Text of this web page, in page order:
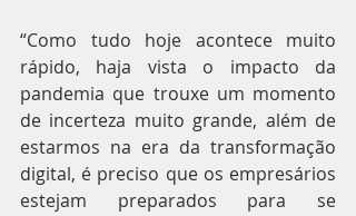
“Como tudo hoje acontece muito
rápido, haja vista o impacto da
pandemia que trouxe um momento
de incerteza muito grande, além de
estarmos na era da transformação
digital, é preciso que os empresários
estejam preparados para se